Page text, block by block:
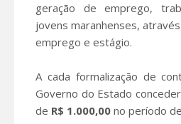
geração de emprego,
jovens maranhenses,
emprego e estágio.
A cada formalização de
Governo do Estado
de R$ 1.000,00 no período